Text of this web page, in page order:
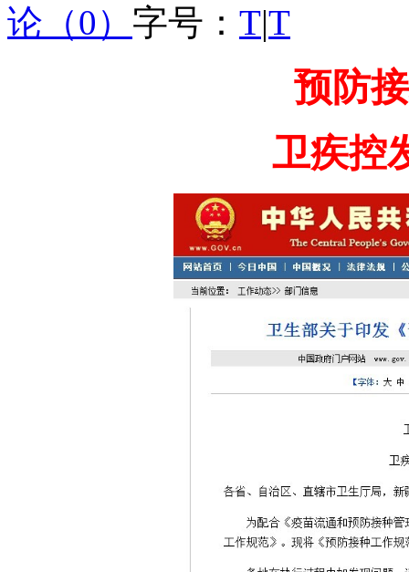
论（0） 字号： T|T
预防
卫疾控